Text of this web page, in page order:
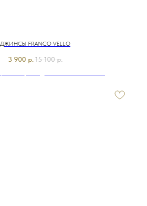
ДЖИНСЫ FRANCO VELLO
3 900 р.15 100 р.